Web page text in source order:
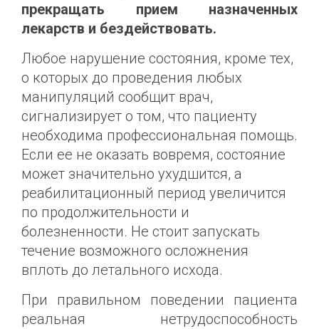
прекращать прием назначенных
лекарств и бездействовать.
Любое нарушение состояния, кроме тех,
о которых до проведения любых
манипуляций сообщит врач,
сигнализирует о том, что пациенту
необходима профессиональная помощь.
Если ее не оказать вовремя, состояние
может значительно ухудшится, а
реабилитационный период увеличится
по продолжительности и
болезненности. Не стоит запускать
течение возможного осложнения
вплоть до летального исхода.
При правильном поведении пациента
реальная нетрудоспособность